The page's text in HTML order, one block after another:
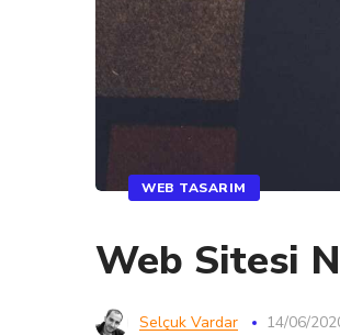
WEB TASARIM
Web Sitesi
Selçuk Vardar 14/06/